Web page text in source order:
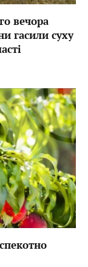
вечора
гасили суху